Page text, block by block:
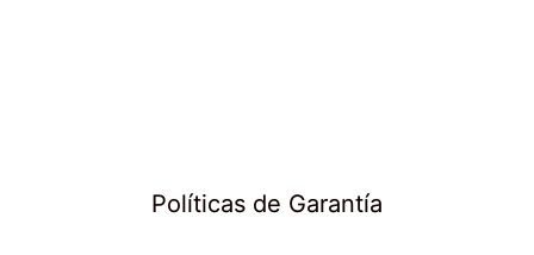
Políticas de Garantía